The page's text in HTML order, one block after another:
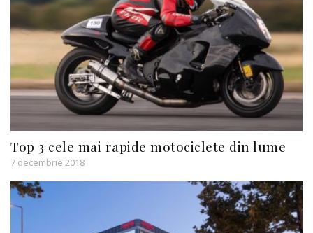
Top 3 cele mai rapide motociclete din lume
7 decembrie 2018